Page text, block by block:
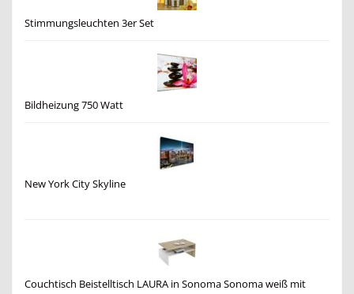
Stimmungsleuchten 3er Set
Bildheizung 750 Watt
New York City Skyline
Couchtisch Beistelltisch LAURA in Sonoma Sonoma weiß mit